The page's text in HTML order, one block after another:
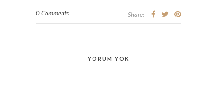
0 Comments Share:
YORUM YOK